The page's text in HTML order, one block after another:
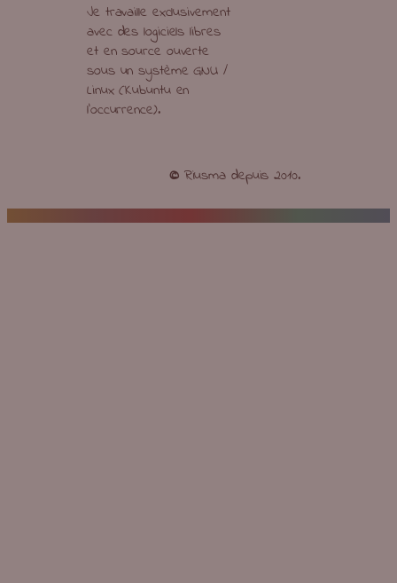
Je travaille exclusivement
avec des logiciels libres
et en source ouverte
sous un système GNU /
Linux (Kubuntu en
l’occurrence).
©Riusma depuis 2010.